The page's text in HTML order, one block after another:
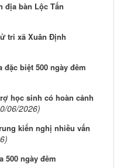
địa bàn Lộc Tấn
tri xã Xuân Định
biệt 500 ngày đêm
học sinh có hoàn cảnh
06/2026)
kiến nghị nhiều vấn
500 ngày đêm